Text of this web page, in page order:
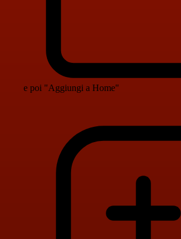
e poi "Aggiungi a Home"